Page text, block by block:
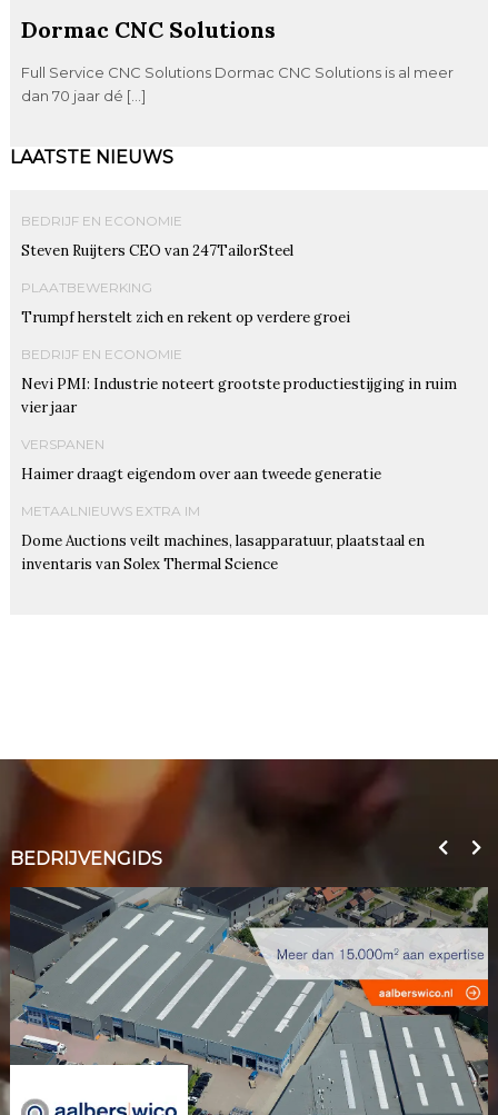
Dormac CNC Solutions
Full Service CNC Solutions Dormac CNC Solutions is al meer
dan 70 jaar dé […]
LAATSTE NIEUWS
BEDRIJF EN ECONOMIE
Steven Ruijters CEO van 247TailorSteel
PLAATBEWERKING
Trumpf herstelt zich en rekent op verdere groei
BEDRIJF EN ECONOMIE
Nevi PMI: Industrie noteert grootste productiestijging in ruim
vier jaar
VERSPANEN
Haimer draagt eigendom over aan tweede generatie
METAALNIEUWS EXTRA IM
Dome Auctions veilt machines, lasapparatuur, plaatstaal en
inventaris van Solex Thermal Science
BEDRIJVENGIDS